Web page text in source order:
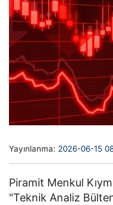
Yayınlanma: 2026-06-15
Piramit Menkul
"Teknik Analiz